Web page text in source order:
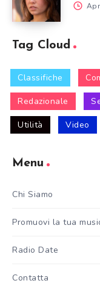
Tag Cloud
Classifiche
Redazionale
Utilità Video
Menu
Chi Siamo
Promuovi la tua
Radio Date
Contatta